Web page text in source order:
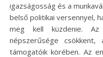
igazságosság és a
belső politikai versennyel,
meg kell küzdenie.
népszerűsége
támogatóik körében. Az